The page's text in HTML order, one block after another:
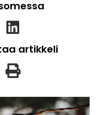
artikkeli